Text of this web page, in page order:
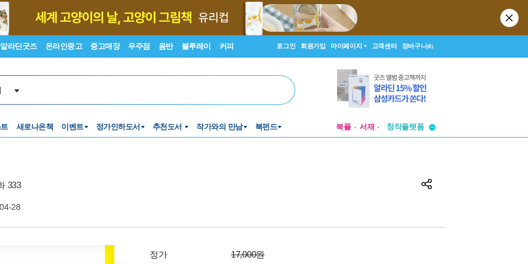
알라딘굿즈 온라인중고 중고매장 우주점 음반 블루레이 커피 로그인 회원가입 마이페이지 고객센터 장바구니(0)
새로나온책 이벤트 정가인하도서 추천도서 작가와의 만남 북펀드 북플 서재
창작플랫폼
333
28
정가
17,000원